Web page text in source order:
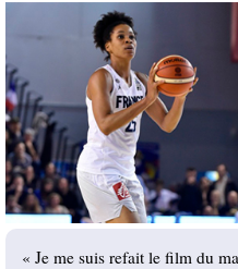
« Je me suis refait le film du